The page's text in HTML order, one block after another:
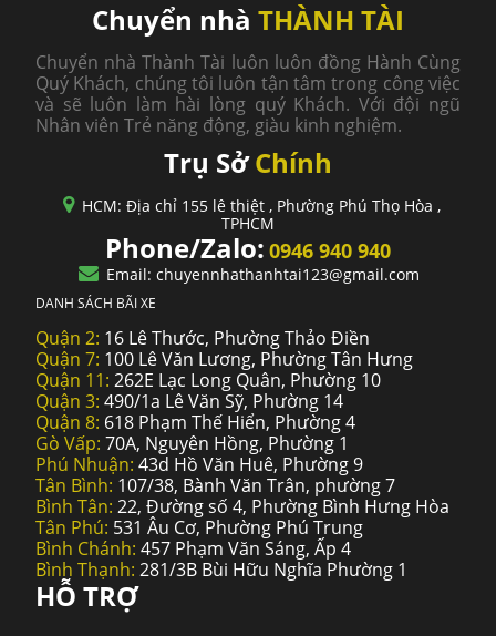
Chuyển nhà THÀNH TÀI
Chuyển nhà Thành Tài luôn luôn đồng Hành Cùng
Quý Khách, chúng tôi luôn tận tâm trong công việc
và sẽ luôn làm hài lòng quý Khách. Với đội ngũ
Nhân viên Trẻ năng động, giàu kinh nghiệm.
Trụ SởChính
HCM: Địa chỉ 155 lê thiệt , Phường Phú Thọ Hòa ,
TPHCM
Phone/Zalo: 0946 940 940
Email: chuyennhathanhtai123@gmail.com
DANH SÁCH BÃI XE
Quận 2: 16 Lê Thước, Phường Thảo Điền
Quận 7: 100 Lê Văn Lương, Phường Tân Hưng
Quận 11: 262E Lạc Long Quân, Phường 10
Quận 3: 490/1a Lê Văn Sỹ, Phường 14
Quận 8: 618 Phạm Thế Hiển, Phường 4
Gò Vấp: 70A, Nguyên Hồng, Phường 1
Phú Nhuận: 43d Hồ Văn Huê, Phường 9
Tân Bình: 107/38, Bành Văn Trân, phường 7
Bình Tân: 22, Đường số 4, Phường Bình Hưng Hòa
Tân Phú: 531 Âu Cơ, Phường Phú Trung
Bình Chánh: 457 Phạm Văn Sáng, Ấp 4
Bình Thạnh: 281/3B Bùi Hữu Nghĩa Phường 1
HỖ TRỢ